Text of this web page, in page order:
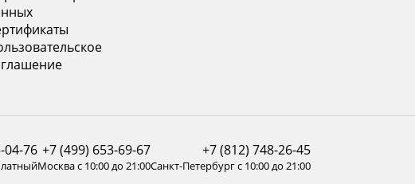
04-76 +7 (499) 653-69-67
Москва с 10:00 до 21:00
+7 (812) 748-26-45
Санкт-Петербург с 10:00 до 21:00